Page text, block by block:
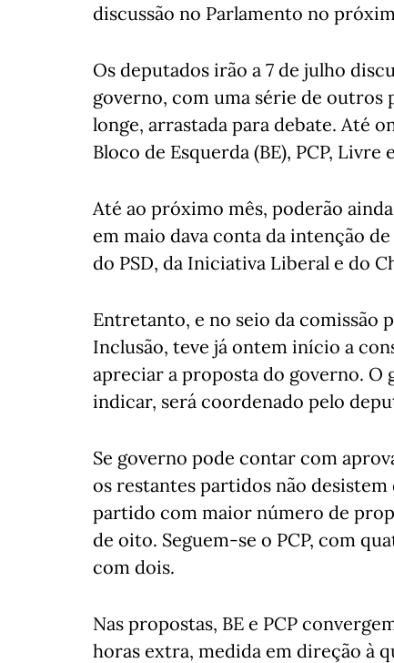
discussão no Parlamento no
Os deputados irão a 7 de julho
governo, com uma série de
longe, arrastada para debate. Até
Bloco de Esquerda (BE), PCP, Livre
Até ao próximo mês, poderão
em maio dava conta da intenção
do PSD, da Iniciativa Liberal e do
Entretanto, e no seio da comissão
Inclusão, teve já ontem início a
apreciar a proposta do governo. O
indicar, será coordenado pelo
Se governo pode contar com
os restantes partidos não desistem
partido com maior número de
de oito. Seguem-se o PCP, com
com dois.
Nas propostas, BE e PCP
horas extra, medida em direção à